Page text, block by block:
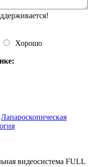
Хорошо
Лапароскопическая
видеосистема FULL